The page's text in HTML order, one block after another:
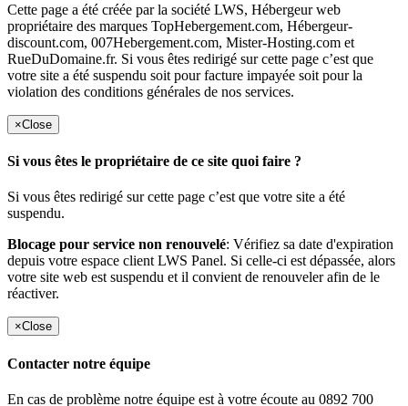
Cette page a été créée par la société LWS, Hébergeur web
propriétaire des marques TopHebergement.com, Hébergeur-
discount.com, 007Hebergement.com, Mister-Hosting.com et
RueDuDomaine.fr. Si vous êtes redirigé sur cette page c’est que
votre site a été suspendu soit pour facture impayée soit pour la
violation des conditions générales de nos services.
×Close
Si vous êtes le propriétaire de ce site quoi faire ?
Si vous êtes redirigé sur cette page c’est que votre site a été
suspendu.
Blocage pour service non renouvelé: Vérifiez sa date d'expiration
depuis votre espace client LWS Panel. Si celle-ci est dépassée, alors
votre site web est suspendu et il convient de renouveler afin de le
réactiver.
×Close
Contacter notre équipe
En cas de problème notre équipe est à votre écoute au 0892 700